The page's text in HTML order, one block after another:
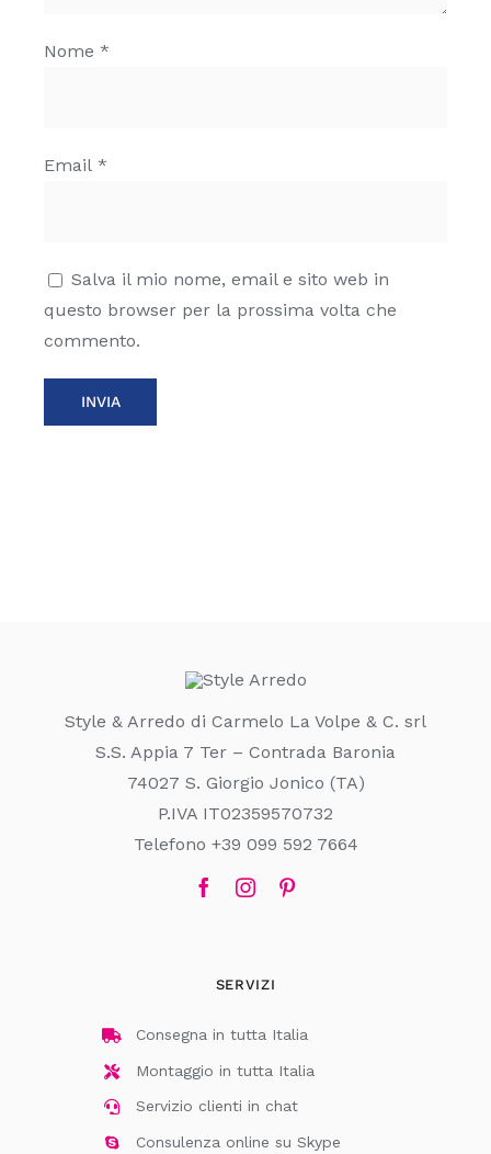
Nome *
Email *
Salva il mio nome, email e sito web in
questo browser per la prossima volta che
commento.
Style & Arredo di Carmelo La Volpe & C. srl
S.S. Appia 7 Ter – Contrada Baronia
74027 S. Giorgio Jonico (TA)
P.IVA IT02359570732
Telefono +39 099 592 7664
SERVIZI
Consegna in tutta Italia
Montaggio in tutta Italia
Servizio clienti in chat
Consulenza online su Skype